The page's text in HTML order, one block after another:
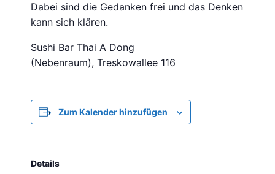
Dabei sind die Gedanken frei und das Denken
kann sich klären.
Sushi Bar Thai A Dong
(Nebenraum), Treskowallee 116
Zum Kalender hinzufügen
Details